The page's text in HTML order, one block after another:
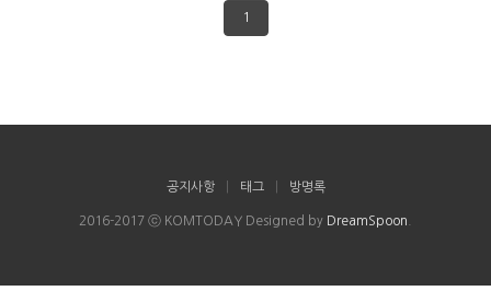
1
공지사항 태그 방명록
2016-2017 ⓒ KOMTODAY Designed by DreamSpoon